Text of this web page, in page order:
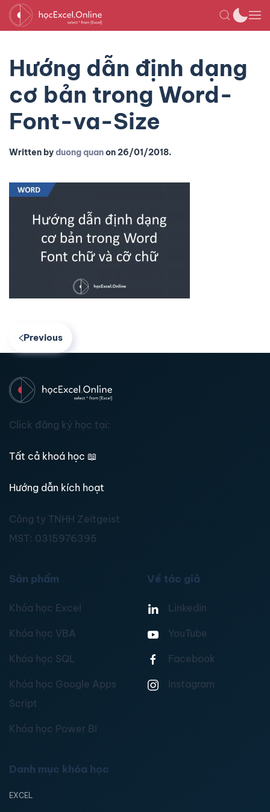
Hướng dẫn định dạng
cơ bản trong Word-
Font-va-Size
Written byduong quanon26/01/2018.
Previous
Click đăng ký học tại:
Tất cả khoá học 📖
Hướng dẫn kích hoạt
Công ty TNHH Zeitgeist
MST: 0315976395
Sản phẩm
Khóa học Excel
Khóa học VBA
Khóa học SQL
Khóa học Google Apps
Script
Khóa học Power BI
Về tác giả
Linkedin
YouTube
Facebook
Instagram
Danh mục khóa học
EXCEL